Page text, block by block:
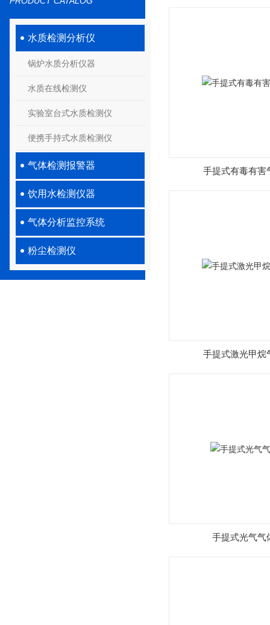
水质检测分析仪
锅炉水质分析仪器
水质在线检测仪
实验室台式水质检测仪
便携手持式水质检测仪
气体检测报警器
饮用水检测仪器
气体分析监控系统
粉尘检测仪
手提式有毒有害
手提式激光甲烷
手提式光气气